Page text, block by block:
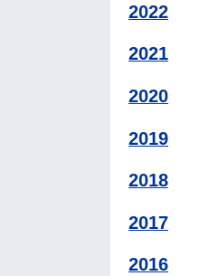
2022
2021
2020
2019
2018
2017
2016